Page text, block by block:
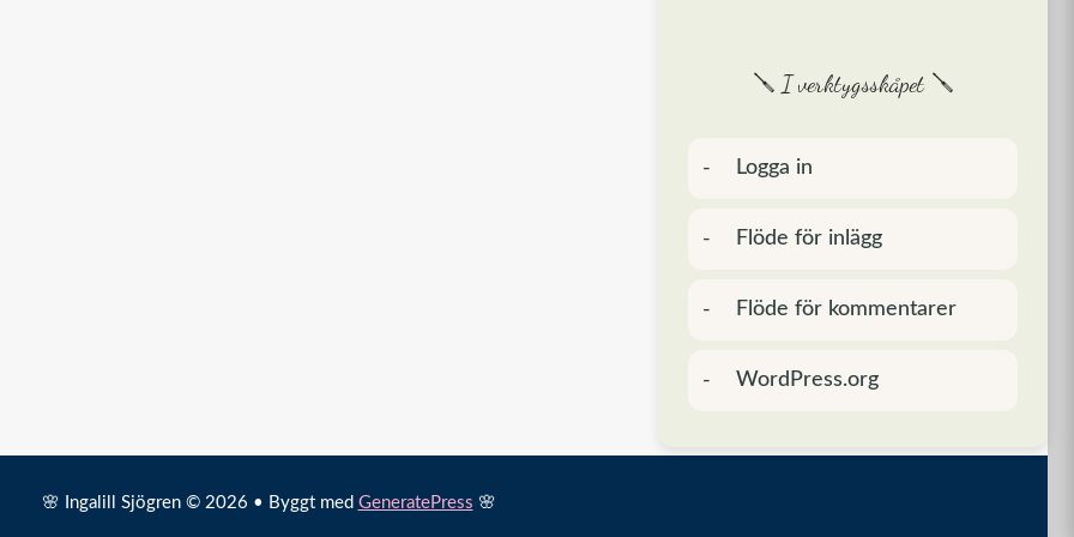
🪛 I verktygsskåpet 🪛
Logga in
Flöde för inlägg
Flöde för kommentarer
WordPress.org
🌸 Ingalill Sjögren © 2026 • Byggt med GeneratePress 🌸